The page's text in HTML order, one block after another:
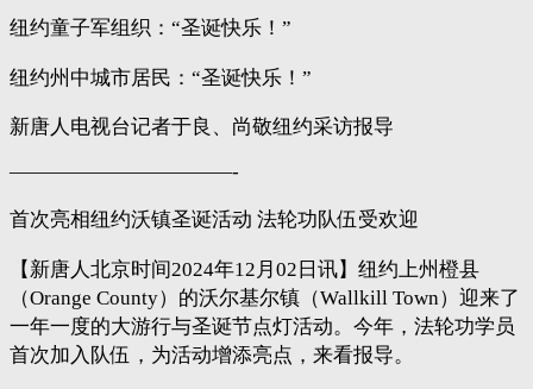
纽约童子军组织：“圣诞快乐！”
纽约州中城市居民：“圣诞快乐！”
新唐人电视台记者于良、尚敬纽约采访报导
———————————-
首次亮相纽约沃镇圣诞活动 法轮功队伍受欢迎
【新唐人北京时间2024年12月02日讯】纽约上州橙县
（Orange County）的沃尔基尔镇（Wallkill Town）迎来了
一年一度的大游行与圣诞节点灯活动。今年，法轮功学员
首次加入队伍，为活动增添亮点，来看报导。